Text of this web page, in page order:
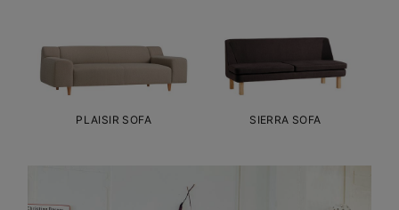
PLAISIR SOFA SIERRA SOFA